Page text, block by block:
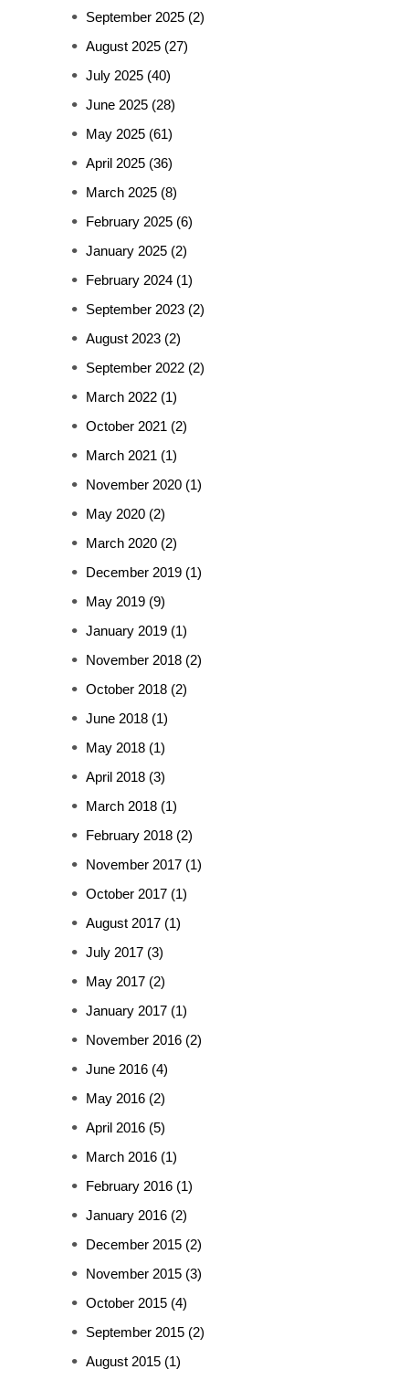
September 2025 (2)
August 2025 (27)
July 2025 (40)
June 2025 (28)
May 2025 (61)
April 2025 (36)
March 2025 (8)
February 2025 (6)
January 2025 (2)
February 2024 (1)
September 2023 (2)
August 2023 (2)
September 2022 (2)
March 2022 (1)
October 2021 (2)
March 2021 (1)
November 2020 (1)
May 2020 (2)
March 2020 (2)
December 2019 (1)
May 2019 (9)
January 2019 (1)
November 2018 (2)
October 2018 (2)
June 2018 (1)
May 2018 (1)
April 2018 (3)
March 2018 (1)
February 2018 (2)
November 2017 (1)
October 2017 (1)
August 2017 (1)
July 2017 (3)
May 2017 (2)
January 2017 (1)
November 2016 (2)
June 2016 (4)
May 2016 (2)
April 2016 (5)
March 2016 (1)
February 2016 (1)
January 2016 (2)
December 2015 (2)
November 2015 (3)
October 2015 (4)
September 2015 (2)
August 2015 (1)